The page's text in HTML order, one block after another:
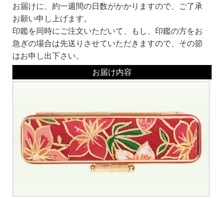
お届けに、約一週間の日数がかかりますので、ご了承
お願い申し上げます。
印鑑を同時にご注文いただいて、もし、印鑑の方をお
急ぎの場合は先送りさせていただきますので、その節
はお申し出下さい。
お届け内容